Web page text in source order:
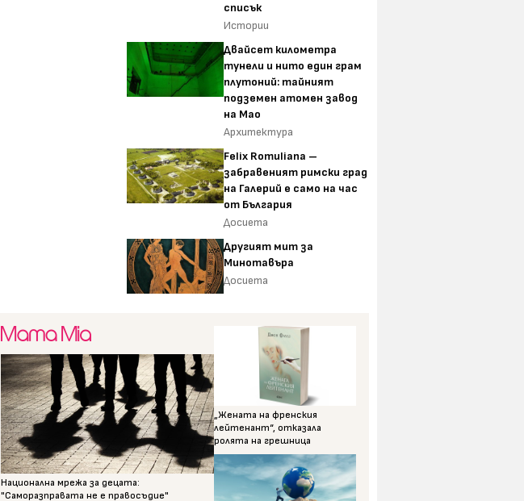
списък
Истории
Двайсет километра
тунели и нито един грам
плутоний: тайният
подземен атомен завод
на Мао
Архитектура
Felix Romuliana –
забравеният римски град
на Галерий е само на час
от България
Досиета
Другият мит за
Минотавъра
Досиета
Национална мрежа за децата:
"Саморазправата не е правосъдие"
„Жената на френския
лейтенант“, отказала
ролята на грешница